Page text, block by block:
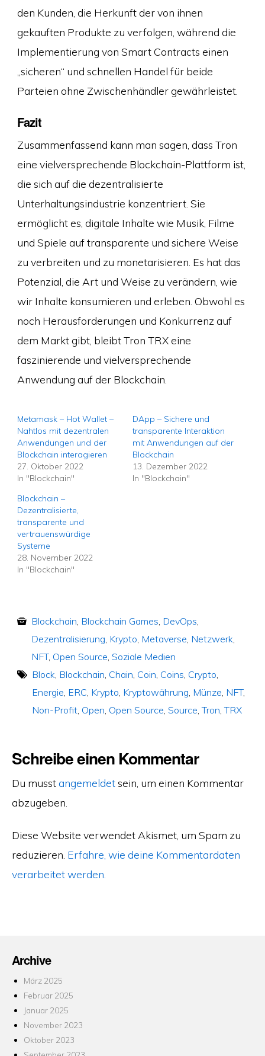
den Kunden, die Herkunft der von ihnen
gekauften Produkte zu verfolgen, während die
Implementierung von Smart Contracts einen
„sicheren“ und schnellen Handel für beide
Parteien ohne Zwischenhändler gewährleistet.
Fazit
Zusammenfassend kann man sagen, dass Tron
eine vielversprechende Blockchain-Plattform ist,
die sich auf die dezentralisierte
Unterhaltungsindustrie konzentriert. Sie
ermöglicht es, digitale Inhalte wie Musik, Filme
und Spiele auf transparente und sichere Weise
zu verbreiten und zu monetarisieren. Es hat das
Potenzial, die Art und Weise zu verändern, wie
wir Inhalte konsumieren und erleben. Obwohl es
noch Herausforderungen und Konkurrenz auf
dem Markt gibt, bleibt Tron TRX eine
faszinierende und vielversprechende
Anwendung auf der Blockchain.
Metamask – Hot Wallet –
Nahtlos mit dezentralen
Anwendungen und der
Blockchain interagieren
27. Oktober 2022
In "Blockchain"
DApp – Sichere und
transparente Interaktion
mit Anwendungen auf der
Blockchain
13. Dezember 2022
In "Blockchain"
Blockchain –
Dezentralisierte,
transparente und
vertrauenswürdige
Systeme
28. November 2022
In "Blockchain"
Blockchain, Blockchain Games, DevOps,
Dezentralisierung, Krypto, Metaverse, Netzwerk,
NFT, Open Source, Soziale Medien
Block, Blockchain, Chain, Coin, Coins, Crypto,
Energie, ERC, Krypto, Kryptowährung, Münze, NFT,
Non-Profit, Open, Open Source, Source,Tron,TRX
Schreibe einen Kommentar
Du musstangemeldetsein, um einen Kommentar
abzugeben.
Diese Website verwendet Akismet, um Spam zu
reduzieren. Erfahre, wie deine Kommentardaten
verarbeitet werden.
Archive
März 2025
Februar 2025
Januar 2025
November 2023
Oktober 2023